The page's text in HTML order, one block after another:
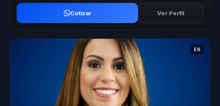
Cotizar Ver Perfil
ES